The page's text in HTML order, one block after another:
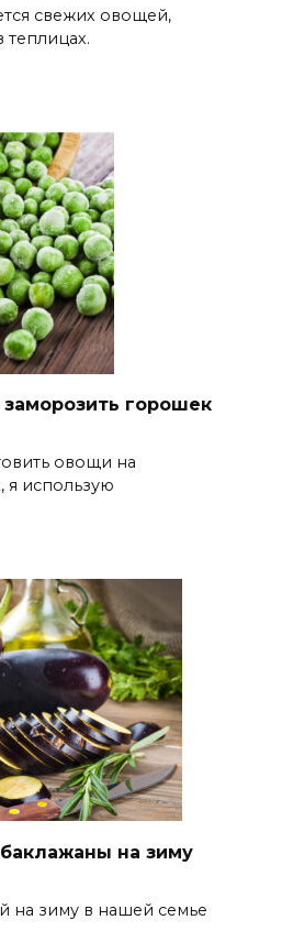
свежих овощей,
горошек
овощи на
я использую
на зиму
на зиму в нашей семье